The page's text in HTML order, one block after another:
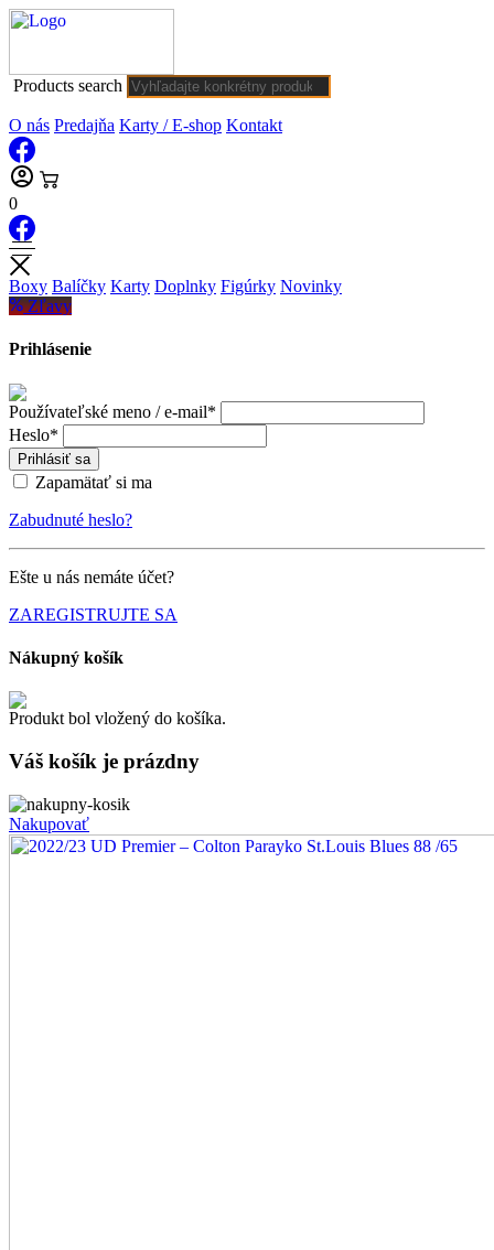
Products search
O nás Predajňa Karty / E-shop Kontakt
0
Boxy Balíčky Karty Doplnky Figúrky Novinky
Zľavy
Prihlásenie
Používateľské meno / e-mail*
Heslo*
Prihlásiť sa
Zapamätať si ma
Zabudnuté heslo?
Ešte u nás nemáte účet?
ZAREGISTRUJTE SA
Nákupný košík
Produkt bol vložený do košíka.
Váš košík je prázdny
Nakupovať